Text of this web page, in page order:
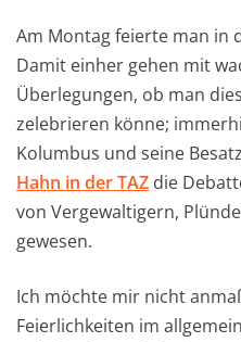
Am Montag feierte man in
Damit einher gehen mit
Überlegungen, ob man
zelebrieren könne;
Kolumbus und seine
Hahn in der TAZ die
von Vergewaltigern,
gewesen.
Ich möchte mir nicht
Feierlichkeiten im